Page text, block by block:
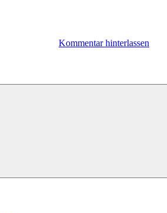
Kommentar hinterlassen
Suchen